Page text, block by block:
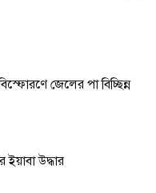
জেলের পা বিচ্ছিন্ন
ইয়াবা উদ্ধার